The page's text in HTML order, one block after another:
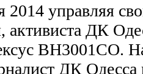
2014 управляя
активиста ДК
ВН3001СО.
ДК Одесса